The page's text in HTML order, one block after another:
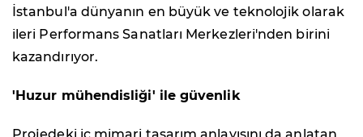
İstanbul'a dünyanın en büyük ve teknolojik olarak
ileri Performans Sanatları Merkezleri'nden birini
kazandırıyor.
'Huzur mühendisliği' ile güvenlik